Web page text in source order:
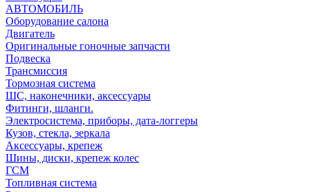
АВТОМОБИЛЬ
Оборудование салона
Двигатель
Оригинальные гоночные запчасти
Подвеска
Трансмиссия
Тормозная система
ШС, наконечники, аксессуары
Фитинги, шланги.
Электросистема, приборы, дата-логгеры
Кузов, стекла, зеркала
Аксессуары, крепеж
Шины, диски, крепеж колес
ГСМ
Топливная система